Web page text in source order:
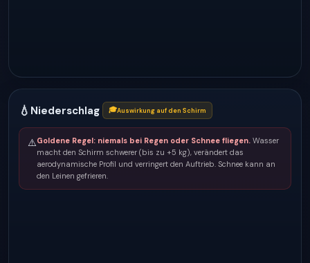
💧 Niederschlag 🎓Auswirkung auf den Schirm
⚠️Goldene Regel: niemals bei Regen oder Schnee fliegen. Wasser
macht den Schirm schwerer (bis zu +5 kg), verändert das
aerodynamische Profil und verringert den Auftrieb. Schnee kann an
den Leinen gefrieren.